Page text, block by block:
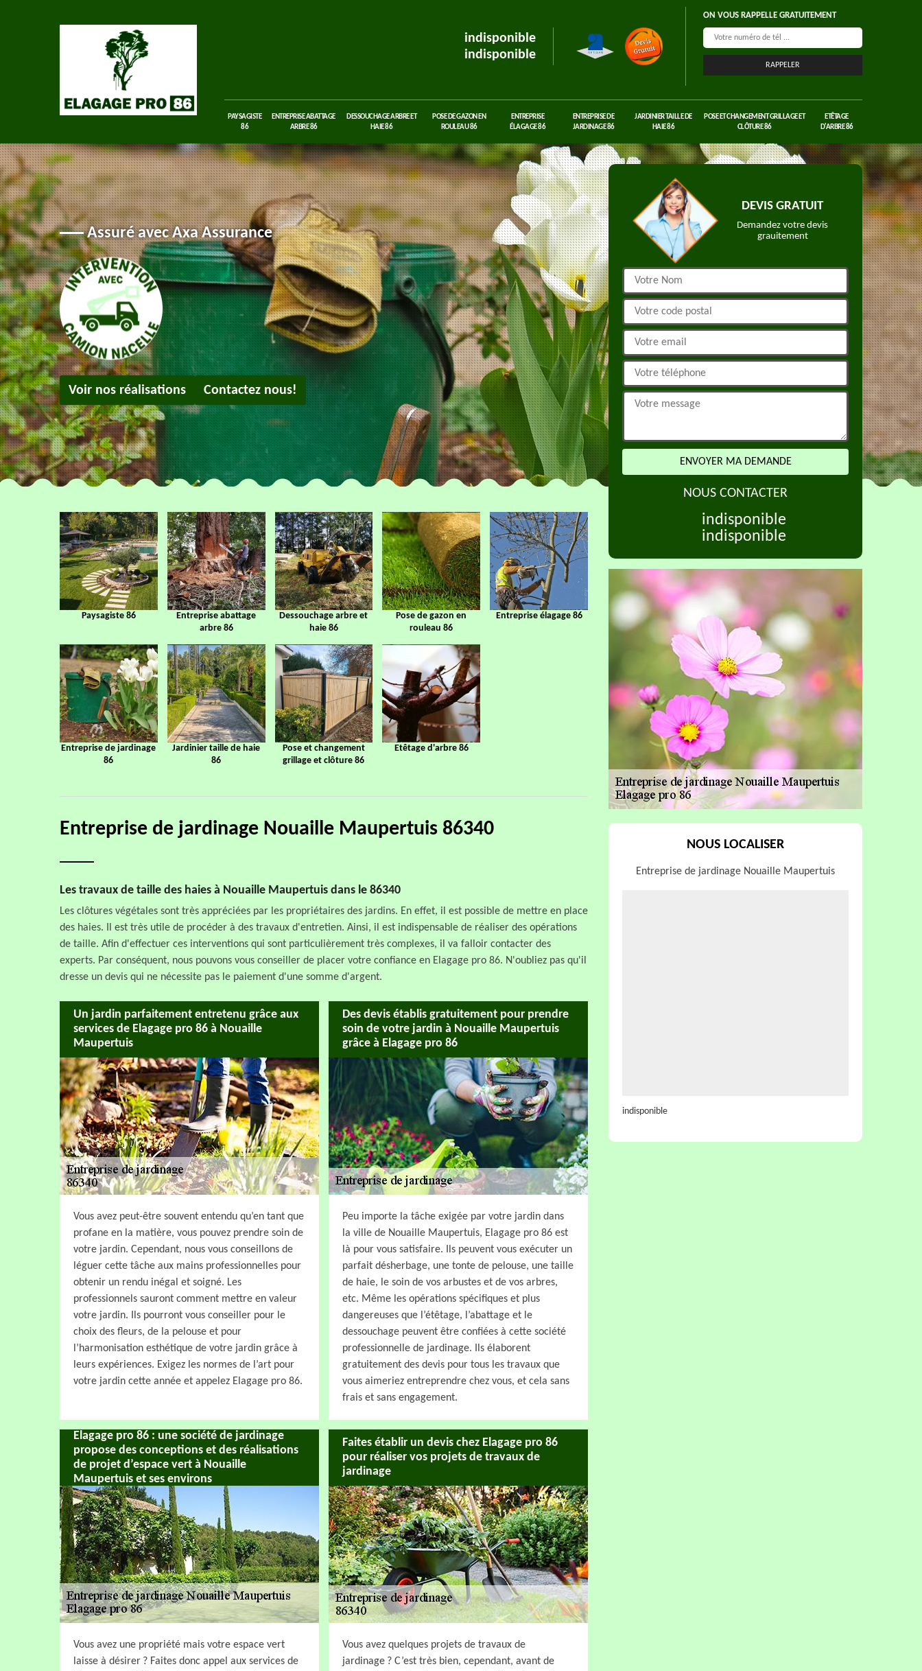
indisponible
indisponible
ON VOUS RAPPELLE GRATUITEMENT
PAYSAGISTE
86
ENTREPRISE ABATTAGE
ARBRE 86
DESSOUCHAGE ARBRE ET
HAIE 86
POSE DE GAZON EN
ROULEAU 86
ENTREPRISE
ÉLAGAGE 86
ENTREPRISE DE
JARDINAGE 86
JARDINIER TAILLE DE
HAIE 86
POSE ET CHANGEMENT GRILLAGE ET
CLÔTURE 86
ETÊTAGE
D'ARBRE 86
Assuré avec Axa Assurance
Voir nos réalisations Contactez nous!
Paysagiste 86
Entreprise abattage
arbre 86
Dessouchage arbre et
haie 86
Pose de gazon en
rouleau 86
Entreprise élagage 86
Entreprise de jardinage
86
Jardinier taille de haie
86
Pose et changement
grillage et clôture 86
Etêtage d'arbre 86
Entreprise de jardinage Nouaille Maupertuis 86340
Les travaux de taille des haies à Nouaille Maupertuis dans le 86340
Les clôtures végétales sont très appréciées par les propriétaires des jardins. En effet, il est possible de mettre en place
des haies. Il est très utile de procéder à des travaux d'entretien. Ainsi, il est indispensable de réaliser des opérations
de taille. Afin d'effectuer ces interventions qui sont particulièrement très complexes, il va falloir contacter des
experts. Par conséquent, nous pouvons vous conseiller de placer votre confiance en Elagage pro 86. N'oubliez pas qu'il
dresse un devis qui ne nécessite pas le paiement d'une somme d'argent.
Un jardin parfaitement entretenu grâce aux
services de Elagage pro 86 à Nouaille
Maupertuis
Vous avez peut-être souvent entendu qu’en tant que
profane en la matière, vous pouvez prendre soin de
votre jardin. Cependant, nous vous conseillons de
léguer cette tâche aux mains professionnelles pour
obtenir un rendu inégal et soigné. Les
professionnels sauront comment mettre en valeur
votre jardin. Ils pourront vous conseiller pour le
choix des fleurs, de la pelouse et pour
l’harmonisation esthétique de votre jardin grâce à
leurs expériences. Exigez les normes de l’art pour
votre jardin cette année et appelez Elagage pro 86.
Des devis établis gratuitement pour prendre
soin de votre jardin à Nouaille Maupertuis
grâce à Elagage pro 86
Peu importe la tâche exigée par votre jardin dans
la ville de Nouaille Maupertuis, Elagage pro 86 est
là pour vous satisfaire. Ils peuvent vous exécuter un
parfait désherbage, une tonte de pelouse, une taille
de haie, le soin de vos arbustes et de vos arbres,
etc. Même les opérations spécifiques et plus
dangereuses que l’étêtage, l’abattage et le
dessouchage peuvent être confiées à cette société
professionnelle de jardinage. Ils élaborent
gratuitement des devis pour tous les travaux que
vous aimeriez entreprendre chez vous, et cela sans
frais et sans engagement.
Elagage pro 86 : une société de jardinage
propose des conceptions et des réalisations
de projet d’espace vert à Nouaille
Maupertuis et ses environs
Vous avez une propriété mais votre espace vert
laisse à désirer ? Faites donc appel aux services de
Faites établir un devis chez Elagage pro 86
pour réaliser vos projets de travaux de
jardinage
Vous avez quelques projets de travaux de
jardinage ? C’est très bien, cependant, avant de
DEVIS GRATUIT
Demandez votre devis
grauitement
NOUS CONTACTER
indisponible
indisponible
NOUS LOCALISER
Entreprise de jardinage Nouaille Maupertuis
indisponible